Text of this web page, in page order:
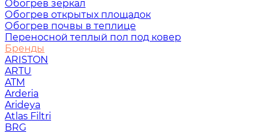
Обогрев зеркал
Обогрев открытых площадок
Обогрев почвы в теплице
Переносной теплый пол под ковер
Бренды
ARISTON
ARTU
ATM
Arderia
Arideya
Atlas Filtri
BRG